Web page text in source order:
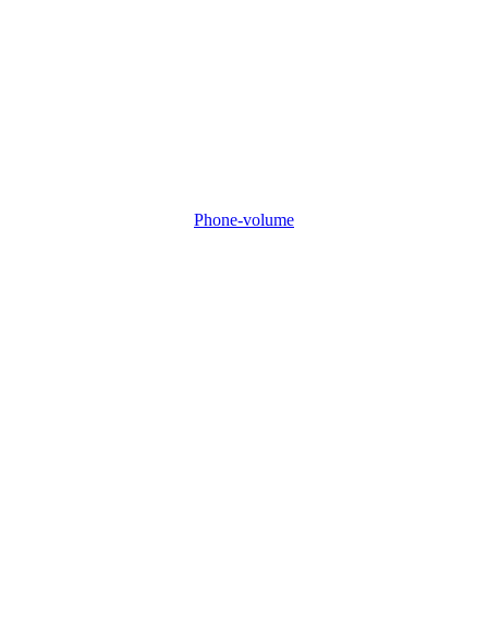
Phone-volume